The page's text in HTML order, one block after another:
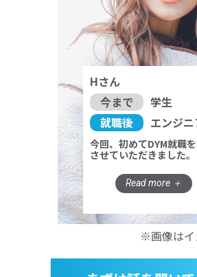
Hさん
今まで
学生
就職後
エンジ
今回、初めてDYM就職
させていただきました。
※画像はイ